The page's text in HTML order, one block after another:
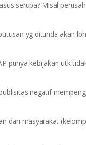
serupa? Misal
yg ditunda akan
punya kebijakan utk
negatif
dari masyarakat